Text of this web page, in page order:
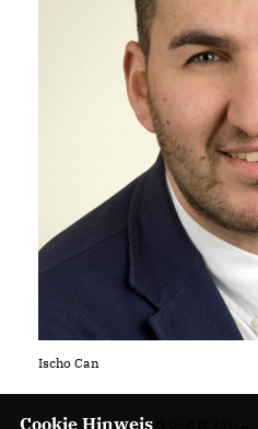
Ischo Can
Cookie Hinweis